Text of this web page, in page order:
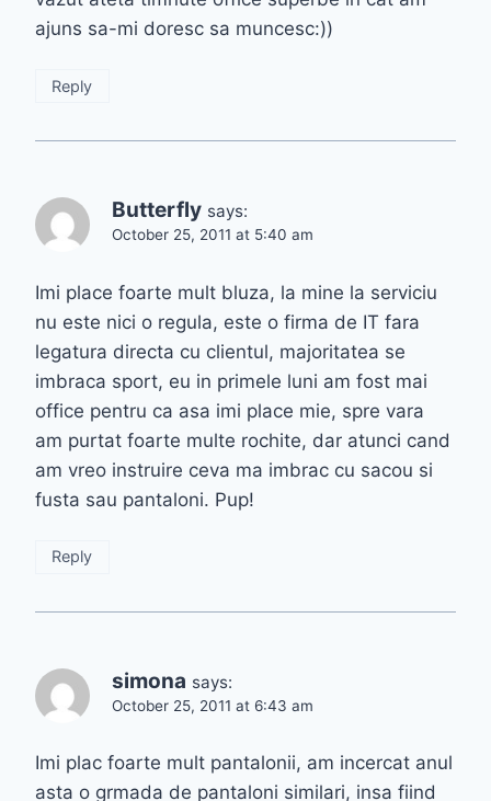
ajuns sa-mi doresc sa muncesc:))
Reply
Butterfly says:
October 25, 2011 at 5:40 am
Imi place foarte mult bluza, la mine la serviciu
nu este nici o regula, este o firma de IT fara
legatura directa cu clientul, majoritatea se
imbraca sport, eu in primele luni am fost mai
office pentru ca asa imi place mie, spre vara
am purtat foarte multe rochite, dar atunci cand
am vreo instruire ceva ma imbrac cu sacou si
fusta sau pantaloni. Pup!
Reply
simona says:
October 25, 2011 at 6:43 am
Imi plac foarte mult pantalonii, am incercat anul
asta o grmada de pantaloni similari, insa fiind